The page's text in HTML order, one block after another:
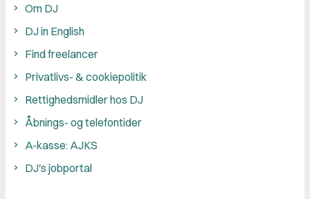
Om DJ
DJ in English
Find freelancer
Privatlivs- & cookiepolitik
Rettighedsmidler hos DJ
Åbnings- og telefontider
A-kasse: AJKS
DJ's jobportal